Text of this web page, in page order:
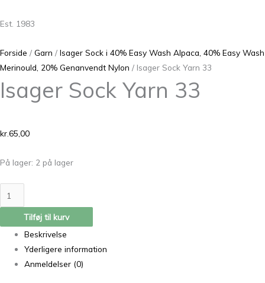
Est. 1983
Forside / Garn / Isager Sock i 40% Easy Wash Alpaca, 40% Easy Wash
Merinould, 20% Genanvendt Nylon / Isager Sock Yarn 33
Isager Sock Yarn 33
kr.65,00
På lager: 2 på lager
Tilføj til kurv
Beskrivelse
Yderligere information
Anmeldelser (0)